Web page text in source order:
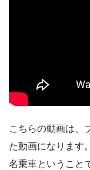
こちらの動画は、
た動画になります
名乗車ということ